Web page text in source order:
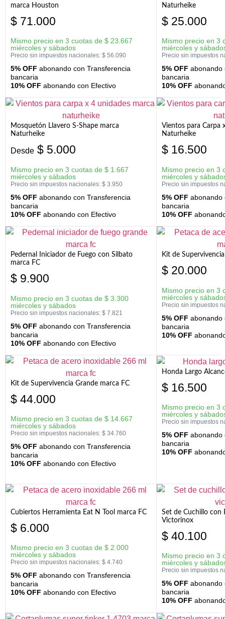
marca Houston
$ 71.000
Mismo precio en 3 cuotas de $ 23.667
miércoles y sábados
Precio sin impuestos nacionales: $ 56.090
5% OFF abonando con Transferencia
bancaria
10% OFF abonando con Efectivo
Naturheike
$ 25.000
Mismo precio en 3
miércoles y
Precio sin impuestos
5% OFF abonando
bancaria
10% OFF
Mosquetón Llavero S-Shape marca
Naturheike
Desde $ 5.000
Mismo precio en 3 cuotas de $ 1.667
miércoles y sábados
Precio sin impuestos nacionales: $ 3.950
5% OFF abonando con Transferencia
bancaria
10% OFF abonando con Efectivo
Vientos para Carpa
Naturheike
$ 16.500
Mismo precio en 3
miércoles y
Precio sin impuestos
5% OFF abonando
bancaria
10% OFF
Pedernal Iniciador de Fuego con Silbato
marca FC
$ 9.900
Mismo precio en 3 cuotas de $ 3.300
miércoles y sábados
Precio sin impuestos nacionales: $ 7.821
5% OFF abonando con Transferencia
bancaria
10% OFF abonando con Efectivo
Kit de
$ 20.000
Mismo precio en 3
miércoles y
Precio sin impuestos
5% OFF abonando
bancaria
10% OFF
Kit de Supervivencia Grande marca FC
$ 44.000
Mismo precio en 3 cuotas de $ 14.667
miércoles y sábados
Precio sin impuestos nacionales: $ 34.760
5% OFF abonando con Transferencia
bancaria
10% OFF abonando con Efectivo
Honda Largo
$ 16.500
Mismo precio en 3
miércoles y
Precio sin impuestos
5% OFF abonando
bancaria
10% OFF
Cubiertos Herramienta Eat N Tool marca FC
$ 6.000
Mismo precio en 3 cuotas de $ 2.000
miércoles y sábados
Precio sin impuestos nacionales: $ 4.740
5% OFF abonando con Transferencia
bancaria
10% OFF abonando con Efectivo
Set de Cuchillo con
Victorinox
$ 40.100
Mismo precio en 3
miércoles y
Precio sin impuestos
5% OFF abonando
bancaria
10% OFF